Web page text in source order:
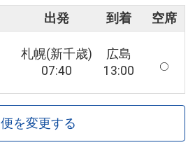
出発 到着 空席
札幌(新千歳)
07:40
広島
13:00
便を変更する